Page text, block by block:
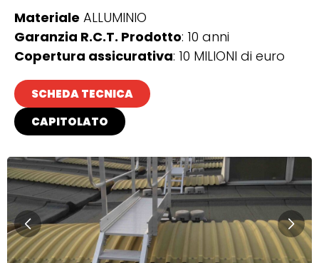
Materiale ALLUMINIO
Garanzia R.C.T. Prodotto: 10 anni
Copertura assicurativa: 10 MILIONI di euro
SCHEDA TECNICA
CAPITOLATO